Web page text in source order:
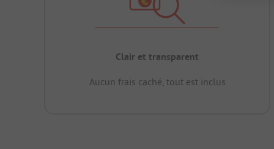
Clair et transparent
Aucun frais caché, tout est inclus